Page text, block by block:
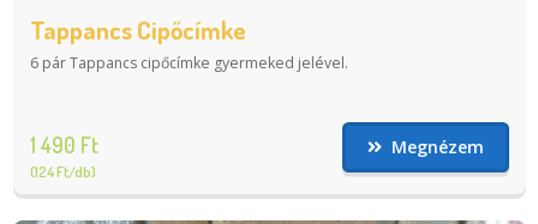
Tappancs Cipőcímke
6 pár Tappancs cipőcímke gyermeked jelével.
1 490 Ft
(124 Ft/db)
Megnézem